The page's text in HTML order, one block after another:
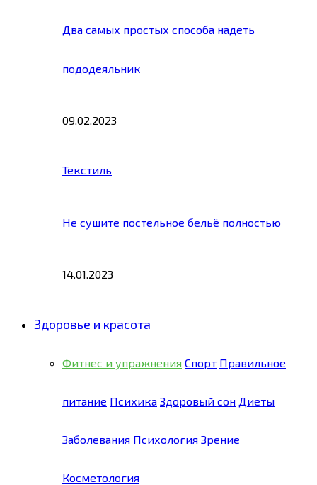
Два самых простых способа надеть
пододеяльник
09.02.2023
Текстиль
Не сушите постельное бельё полностью
14.01.2023
Здоровье и красота
Фитнес и упражнения Спорт Правильное
питание Психика Здоровый сон Диеты
Заболевания Психология Зрение
Косметология